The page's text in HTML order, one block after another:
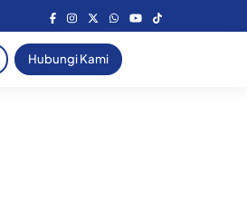
Hubungi Kami